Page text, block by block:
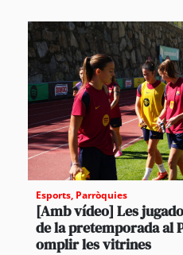
Esports, Parròquies
[Amb vídeo] Les
de la pretemporada al
omplir les vitrines